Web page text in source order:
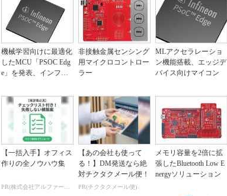
機械学習向けに最適化
したMCU「PSOC Edg
e」を発表、インフィ
非接触金属センシング
用マイクロコントロー
ラー
MLアクセラレーショ
ン機能搭載、エッジデ
バイス向けマイコン
【一括入手】オフィス
作りの全ノウハウ集
【あの会社も使って
る！】DM発送なら絶
対チクタクメール便！
PR(チクタクメール便)
メモリ容量を2倍に拡
張したBluetooth Low E
nergyソリューション